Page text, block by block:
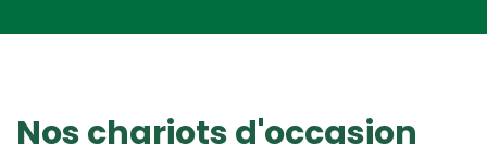
Nos chariots d'occasion